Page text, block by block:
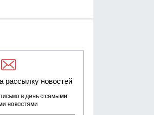
рассылку новостей
в день с самыми
новостями